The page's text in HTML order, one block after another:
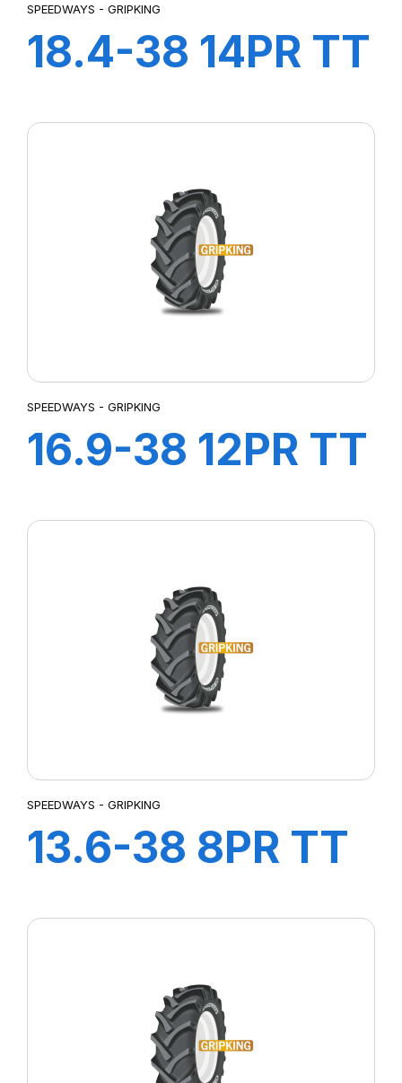
SPEEDWAYS - GRIPKING
18.4-38 14PR TT
SPEEDWAYS - GRIPKING
16.9-38 12PR TT
SPEEDWAYS - GRIPKING
13.6-38 8PR TT